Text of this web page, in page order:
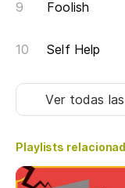
Foolish
Self Help
Ver todas
Playlists